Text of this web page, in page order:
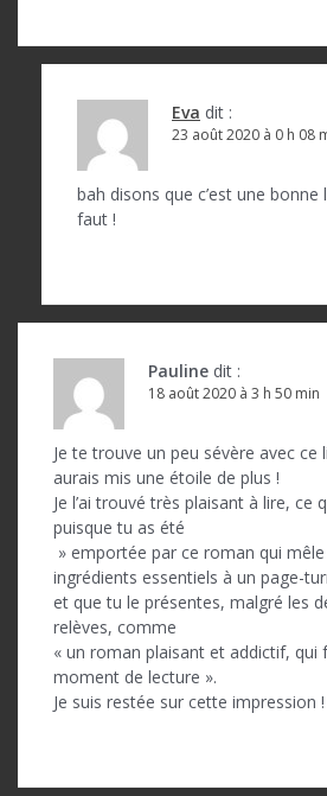
’
e
Eva dit :
23 août 2020 à 0 h 08
bah disons que c’est une bonne
faut !
Pauline dit :
18 août 2020 à 3 h 50 min
Je te trouve un peu sévère avec
aurais mis une étoile de plus !
Je l’ai trouvé très plaisant à lire, ce
puisque tu as été
» emportée par ce roman qui
ingrédients essentiels à un page-
et que tu le présentes, malgré les
relèves, comme
« un roman plaisant et addictif, qui
moment de lecture ».
Je suis restée sur cette impression !